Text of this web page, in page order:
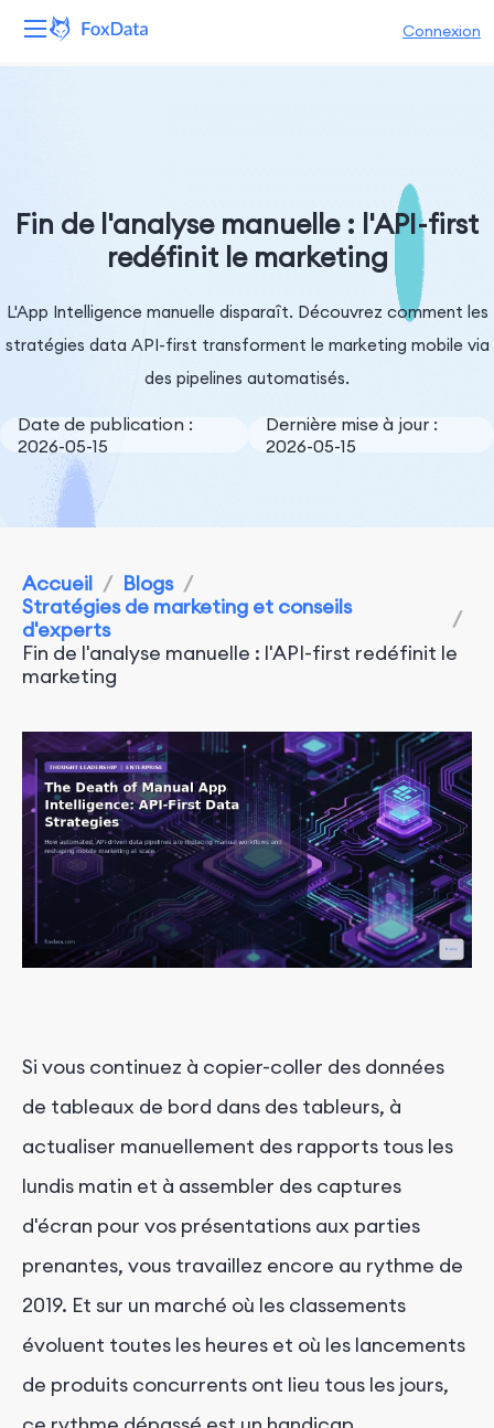
Connexion
Ressources
Tarifs
Fin de l'analyse manuelle : l'API-first
redéfinit le marketing
L'App Intelligence manuelle disparaît. Découvrez comment les
stratégies data API-first transforment le marketing mobile via
des pipelines automatisés.
Date de publication :
2026-05-15
Dernière mise à jour :
2026-05-15
Accueil / Blogs /
Stratégies de marketing et conseils
d'experts
/
Fin de l'analyse manuelle : l'API-first redéfinit le
marketing
Si vous continuez à copier-coller des données
de tableaux de bord dans des tableurs, à
actualiser manuellement des rapports tous les
lundis matin et à assembler des captures
d'écran pour vos présentations aux parties
prenantes, vous travaillez encore au rythme de
2019. Et sur un marché où les classements
évoluent toutes les heures et où les lancements
de produits concurrents ont lieu tous les jours,